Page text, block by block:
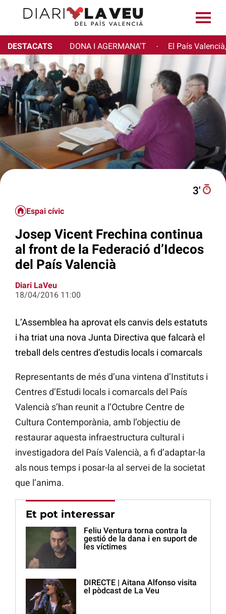
DESTACATS DONA I AGERMANA'T · El País
3′
Espai cívic
Josep Vicent Frechina continua
al front de la Federació d’Idecos
del País Valencià
Diari LaVeu
18/04/2016 11:00
L’Assemblea ha aprovat els canvis dels estatuts
i ha triat una nova Junta Directiva que falcarà el
treball dels centres d’estudis locals i comarcals
Representants de més d’una vintena d’Instituts i
Centres d’Estudi locals i comarcals del País
Valencià s’han reunit a l’Octubre Centre de
Cultura Contemporània, amb l’objectiu de
restaurar aquesta infraestructura cultural i
investigadora del País Valencià, a fi d’adaptar-la
als nous temps i posar-la al servei de la societat
que l’anima.
Et pot interessar
Feliu Ventura torna contra la
gestió de la dana i en suport de
les víctimes
DIRECTE | Aitana Alfonso visita
el pòdcast de La Veu